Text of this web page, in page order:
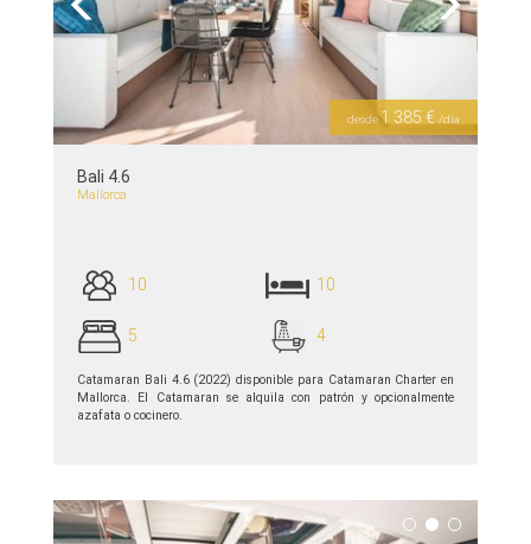
Previous Next
desde1 385 € /día
Bali 4.6
Mallorca
10 10
5 4
Catamaran Bali 4.6 (2022) disponible para Catamaran Charter en
Mallorca. El Catamaran se alquila con patrón y opcionalmente
azafata o cocinero.